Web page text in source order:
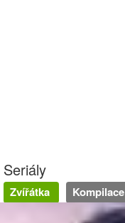
Seriály
Zvířátka Kompilace